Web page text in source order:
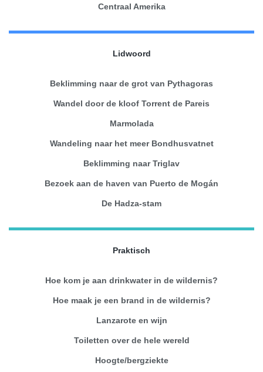
Centraal Amerika
Lidwoord
Beklimming naar de grot van Pythagoras
Wandel door de kloof Torrent de Pareis
Marmolada
Wandeling naar het meer Bondhusvatnet
Beklimming naar Triglav
Bezoek aan de haven van Puerto de Mogán
De Hadza-stam
Praktisch
Hoe kom je aan drinkwater in de wildernis?
Hoe maak je een brand in de wildernis?
Lanzarote en wijn
Toiletten over de hele wereld
Hoogte/bergziekte